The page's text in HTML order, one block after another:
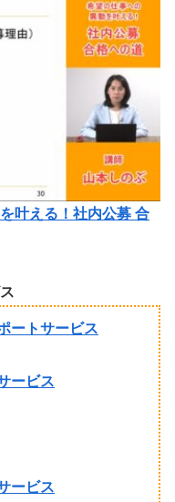
叶える！社内公募 合
ートサービス
ービス
ービス